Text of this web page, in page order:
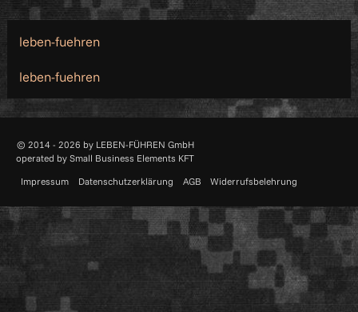
Skip
contentleben-fuehren
leben-fuehren
© 2014 - 2026 by LEBEN-FÜHREN GmbH
operated by Small Business Elements KFT
Impressum
Datenschutzerklärung AGB Widerrufsbelehrung